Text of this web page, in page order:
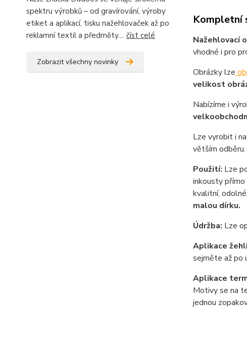
spektru výrobků – od gravírování, výroby
etiket a aplikací, tisku nažehlovaček až po
reklamní textil a předměty.... číst celé
Zobrazit všechny novinky
Kompletní
Nažehlovací
vhodné i pro
Obrázky lze
velikost
Nabízíme i
Lze vyrobit i
větším
Použití: Lze
inkousty
kvalitní,
malou dírku.
Údržba: Lze
Aplikace
sejměte až po
Aplikace
Motivy se na
jednou